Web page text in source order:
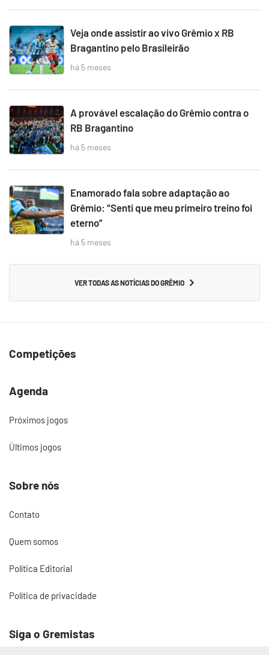
Veja onde assistir ao vivo Grêmio x RB
Bragantino pelo Brasileirão
há 5 meses
A provável escalação do Grêmio contra o
RB Bragantino
há 5 meses
Enamorado fala sobre adaptação ao
Grêmio: “Senti que meu primeiro treino foi
eterno”
há 5 meses
VER TODAS AS NOTÍCIAS DO GRÊMIO
Competições
Agenda
Próximos jogos
Últimos jogos
Sobre nós
Contato
Quem somos
Política Editorial
Política de privacidade
Siga o Gremistas